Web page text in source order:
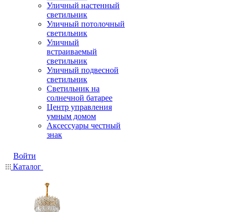
Уличный настенный
светильник
Уличный потолочный
светильник
Уличный
встраиваемый
светильник
Уличный подвесной
светильник
Светильник на
солнечной батарее
Центр управления
умным домом
Аксессуары честный
знак
Войти
Каталог